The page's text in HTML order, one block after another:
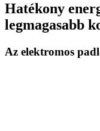
Hatékony
legmagasabb
Az elektromos